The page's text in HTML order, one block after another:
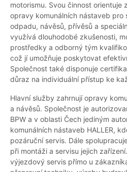
motorismu. Svou činnost orientuje
opravy komunálních nástaveb pro
odpadu, návěsů, přívěsů a
využívá dlouhodobé zkušenosti,
prostředky a odborný tým
což jí umožňuje poskytovat
Společnost také disponuje
důraz na individuální přístup ke
Hlavní služby zahrnují opravy
a návěsů. Společnost je
BPW a v oblasti Čech jediným
komunálních nástaveb HALLER,
pozáruční servis. Dále
při montáži a servisu jejich
výjezdový servis přímo u